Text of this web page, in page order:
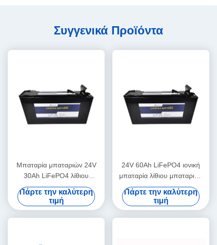
Συγγενικά Προϊόντα
Μπαταρία μπαταριών 24V
30Ah LiFePO4 λίθιου
τηλεπικοινωνιών
συστημάτων ηλεκτρικής
δύναμης
Πάρτε την καλύτερη
τιμή
24V 60Ah LiFePO4 ιονική
μπαταρία λίθιου μπαταριών
θαλάσσια για τους πύργους
τηλεπικοινωνιών
Πάρτε την καλύτερη
τιμή